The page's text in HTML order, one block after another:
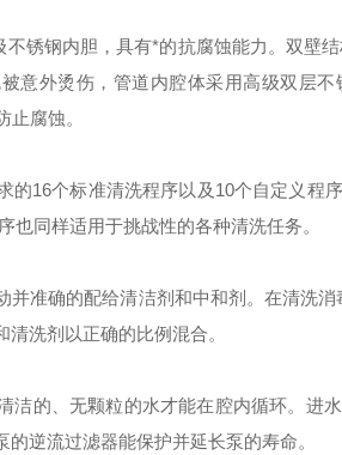
不锈钢内胆，具有*的抗腐蚀能力。双壁
意外烫伤，管道内腔体采用高级双层不
止腐蚀。
的16个标准清洗程序以及 10个自定义程
也同样适用于挑战性的各种清洗任务。
并准确的配给清洁剂和中和剂。在清洗
洗剂以正确的比例混合。
洁的、无颗粒的水才能在腔内循环。进
逆流过滤器能保护并延长泵的寿命。